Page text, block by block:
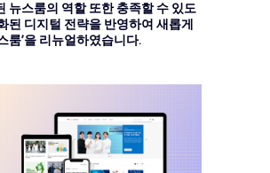
뉴스룸의 역할 또한 충족할 수 있도
된 디지털 전략을 반영하여 새롭게
룸’을 리뉴얼하였습니다.